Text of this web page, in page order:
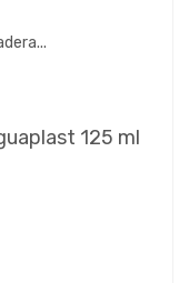
125 ml